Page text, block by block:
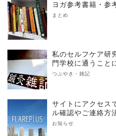
ヨガ参考書籍・参
まとめ
私のセルフケア研
門学校に通うこと
つぶやき・雑記
サイトにアクセス
ル確認やご連絡方
お知らせ